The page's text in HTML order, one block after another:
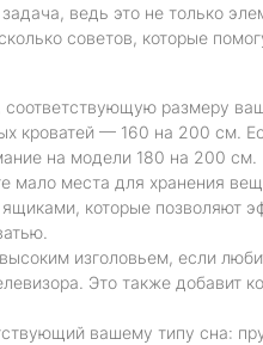
ведь это не только
советов, которые
соответствующую размеру
кроватей — 160 на 200 см.
на модели 180 на 200 см.
мало места для хранения
которые позволяют
изголовьем, если
Это также добавит
вашему типу сна: